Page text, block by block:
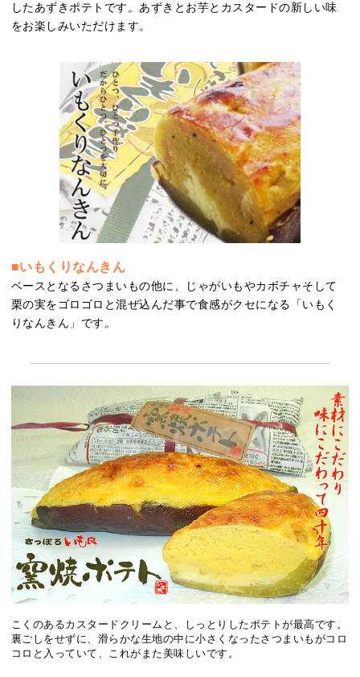
したあずきポテトです。あずきとお芋とカスタードの新しい味
をお楽しみいただけます。
■いもくりなんきん
ベースとなるさつまいもの他に、じゃがいもやカボチャそして
栗の実をゴロゴロと混ぜ込んだ事で食感がクセになる「いもく
りなんきん」です。
こくのあるカスタードクリームと、しっとりしたポテトが最高です。
裏ごしをせずに、滑らかな生地の中に小さくなったさつまいもがコロ
コロと入っていて、これがまた美味しいです。